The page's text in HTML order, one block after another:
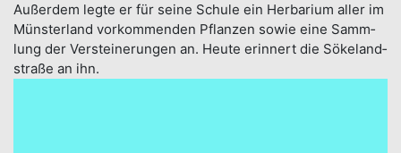
Außerdem legte er für seine Schule ein Her­barium aller im
Münster­land vor­kommenden Pflan­zen sowie eine Samm­
lung der Ver­steine­rungen an. Heute erinnert die Sökeland­
straße an ihn.